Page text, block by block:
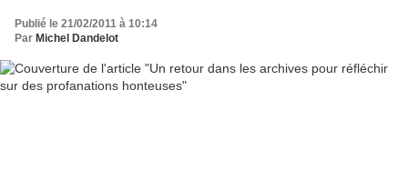
Publié le 21/02/2011 à 10:14
Par Michel Dandelot